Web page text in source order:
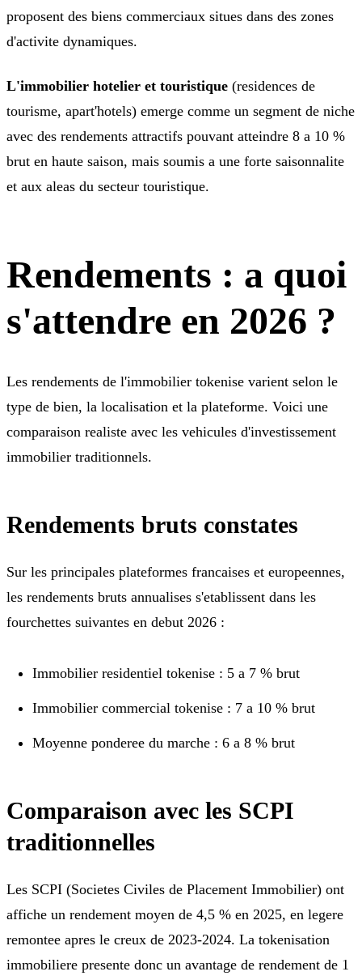
proposent des biens commerciaux situes dans des zones
d'activite dynamiques.
L'immobilier hotelier et touristique (residences de
tourisme, apart'hotels) emerge comme un segment de niche
avec des rendements attractifs pouvant atteindre 8 a 10 %
brut en haute saison, mais soumis a une forte saisonnalite
et aux aleas du secteur touristique.
Rendements : a quoi
s'attendre en 2026 ?
Les rendements de l'immobilier tokenise varient selon le
type de bien, la localisation et la plateforme. Voici une
comparaison realiste avec les vehicules d'investissement
immobilier traditionnels.
Rendements bruts constates
Sur les principales plateformes francaises et europeennes,
les rendements bruts annualises s'etablissent dans les
fourchettes suivantes en debut 2026 :
Immobilier residentiel tokenise : 5 a 7 % brut
Immobilier commercial tokenise : 7 a 10 % brut
Moyenne ponderee du marche : 6 a 8 % brut
Comparaison avec les SCPI
traditionnelles
Les SCPI (Societes Civiles de Placement Immobilier) ont
affiche un rendement moyen de 4,5 % en 2025, en legere
remontee apres le creux de 2023-2024. La tokenisation
immobiliere presente donc un avantage de rendement de 1